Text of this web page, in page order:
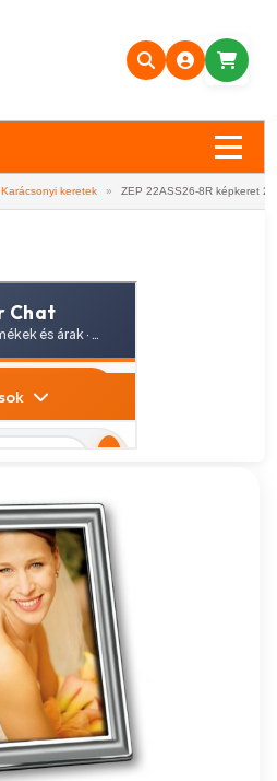
Karácsonyi keretek » ZEP 22ASS26-8R képkeret